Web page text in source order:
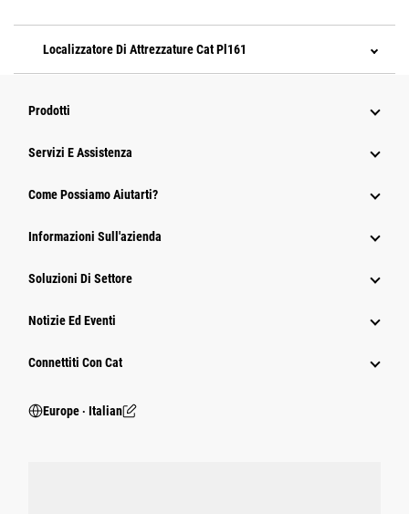
Localizzatore Di Attrezzature Cat Pl161
Prodotti
Servizi E Assistenza
Come Possiamo Aiutarti?
Informazioni Sull'azienda
Soluzioni Di Settore
Notizie Ed Eventi
Connettiti Con Cat
Europe ‧ Italian